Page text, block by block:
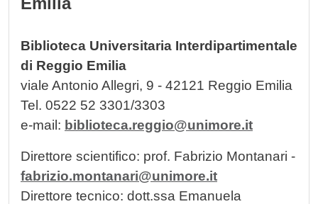
Biblioteca Universitaria Interdipartimentale
di Reggio Emilia
viale Antonio Allegri, 9 - 42121 Reggio Emilia
Tel. 0522 52 3301/3303
e-mail: biblioteca.reggio@unimore.it
Direttore scientifico: prof. Fabrizio Montanari -
fabrizio.montanari@unimore.it
Direttore tecnico: dott.ssa Emanuela